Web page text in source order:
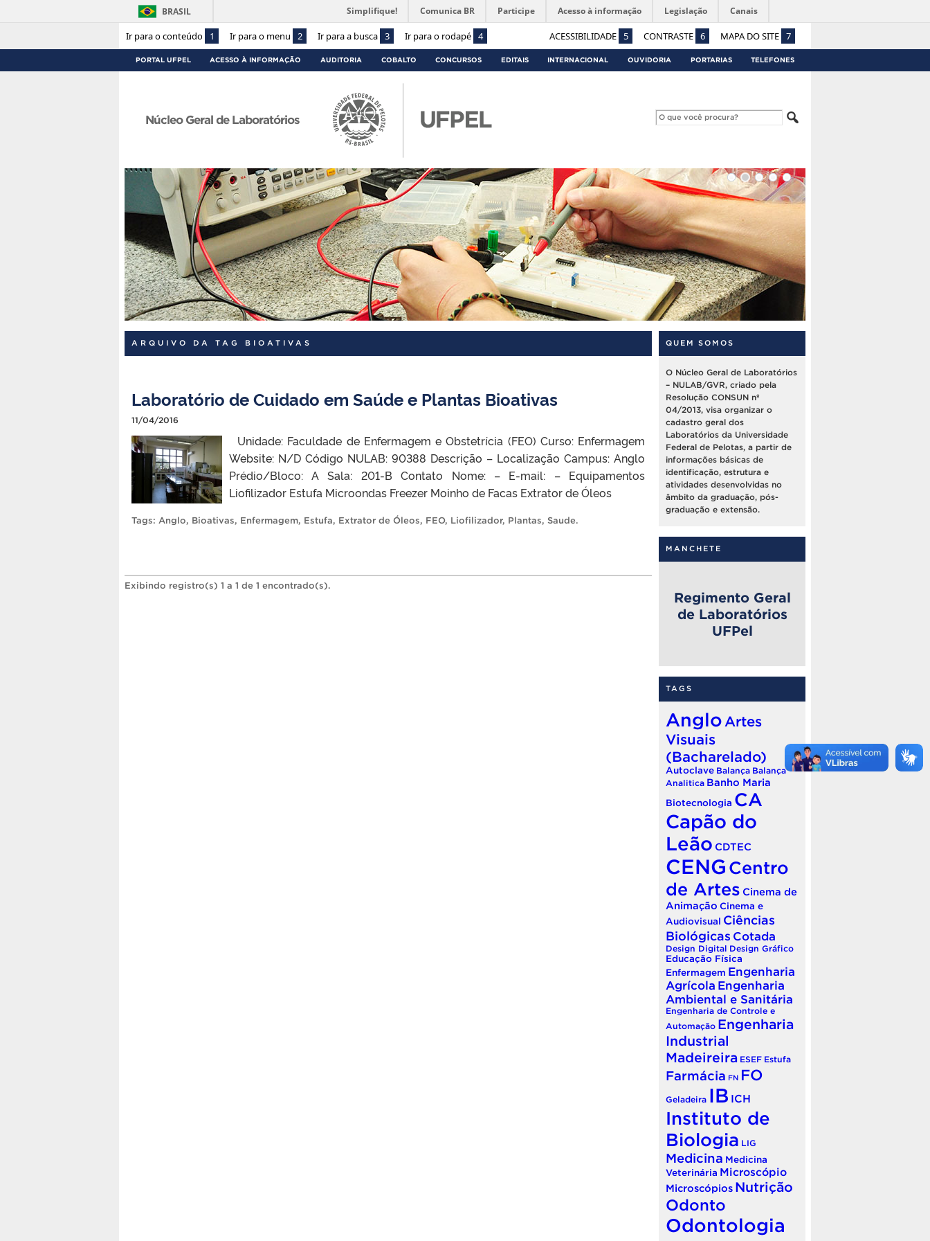
Ir para o conteúdo 1 Ir para o menu 2 Ir para a busca 3 Ir para o rodapé 4 ACESSIBILIDADE 5 CONTRASTE 6 MAPA DO SITE 7
BRASIL Simplifique! Comunica BR Participe Acesso à informação Legislação Canais
PORTAL UFPEL ACESSO À INFORMAÇÃO AUDITORIA COBALTO CONCURSOS EDITAIS INTERNACIONAL OUVIDORIA PORTARIAS TELEFONES
Núcleo Geral de Laboratórios
ARQUIVO DA TAG BIOATIVAS
Laboratório de Cuidado em Saúde e Plantas Bioativas
11/04/2016
Unidade: Faculdade de Enfermagem e Obstetrícia (FEO) Curso: Enfermagem
Website: N/D Código NULAB: 90388 Descrição – Localização Campus: Anglo
Prédio/Bloco: A Sala: 201-B Contato Nome: – E-mail: – Equipamentos
Liofilizador Estufa Microondas Freezer Moinho de Facas Extrator de Óleos
Tags: Anglo, Bioativas, Enfermagem, Estufa, Extrator de Óleos, FEO, Liofilizador, Plantas, Saude.
Exibindo registro(s) 1 a 1 de 1 encontrado(s).
QUEM SOMOS
O Núcleo Geral de Laboratórios
– NULAB/GVR, criado pela
Resolução CONSUN nº
04/2013, visa organizar o
cadastro geral dos
Laboratórios da Universidade
Federal de Pelotas, a partir de
informações básicas de
identificação, estrutura e
atividades desenvolvidas no
âmbito da graduação, pós-
graduação e extensão.
MANCHETE
Regimento Geral
de Laboratórios
UFPel
TAGS
Anglo Artes
Visuais
(Bacharelado)
Autoclave Balança Balança
Analitica Banho Maria
Biotecnologia CA
Capão do
Leão CDTEC
CENG Centro
de Artes Cinema de
Animação Cinema e
Audiovisual Ciências
Biológicas Cotada
Design Digital Design Gráfico
Educação Física
Enfermagem Engenharia
Agrícola Engenharia
Ambiental e Sanitária
Engenharia de Controle e
Automação Engenharia
Industrial
Madeireira ESEF Estufa
Farmácia FN FO
Geladeira IB ICH
Instituto de
Biologia LIG
Medicina Medicina
Veterinária Microscópio
Microscópios Nutrição
Odonto
Odontologia